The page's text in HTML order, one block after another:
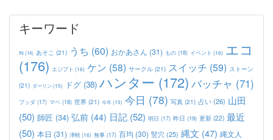
キーワード
IN(14) あそこ (21) うち (60) おかあさん (31) もの (18) イベント (16) エコ
(176) エジプト (16) ケン (58) サークル (21) スイッチ (59) ストーン
(21) ダーリン(15) ドグ (38) ハンター (172) バッチャ (71)
ブッダ (17) マペ (18) 世界 (21) 今年(15) 今日 (78) 写真 (21) 占い(26) 山田
(50) 師匠 (34) 弘前 (44) 日記 (52) 明日 (17) 昨日 (19) 更新 (22) 最近
(50) 本日 (31) 津軽(16) 無事 (17) 百均 (30) 竪穴 (25) 縄文 (47) 縄文人